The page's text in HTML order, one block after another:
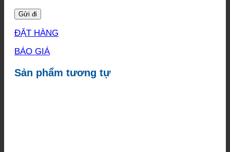
ĐẶT HÀNG
BÁO GIÁ
Sản phẩm tương tự